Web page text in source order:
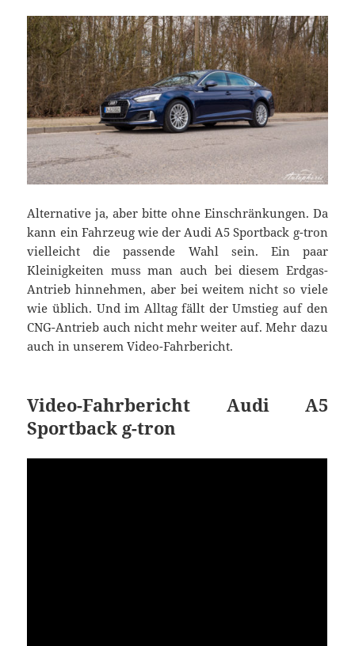
Alternative ja, aber bitte ohne Einschränkungen. Da
kann ein Fahrzeug wie der Audi A5 Sportback g-tron
vielleicht die passende Wahl sein. Ein paar
Kleinigkeiten muss man auch bei diesem Erdgas-
Antrieb hinnehmen, aber bei weitem nicht so viele
wie üblich. Und im Alltag fällt der Umstieg auf den
CNG-Antrieb auch nicht mehr weiter auf. Mehr dazu
auch in unserem Video-Fahrbericht.
Video-Fahrbericht Audi A5
Sportback g-tron